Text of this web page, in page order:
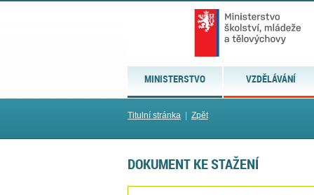
MINISTERSTVO VZDĚLÁVÁNÍ
Titulní stránka Zpět
DOKUMENT KE STAŽENÍ